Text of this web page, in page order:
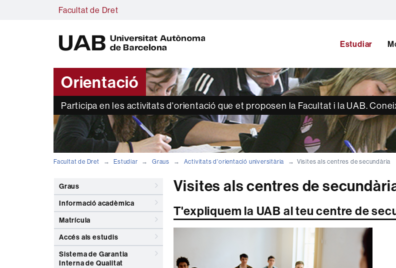
Facultat de Dret
A
Estudiar
Orientació
Participa en les activitats d'orientació que et proposen la Facultat i la UAB.
Facultat de Dret Estudiar Graus Activitats d'orientació universitària Visites als centres de secundària
Graus
Informació acadèmica
Matrícula
Accés als estudis
Sistema de Garantia
Interna de Qualitat
Visites als centres de
T'expliquem la UAB al teu centre de